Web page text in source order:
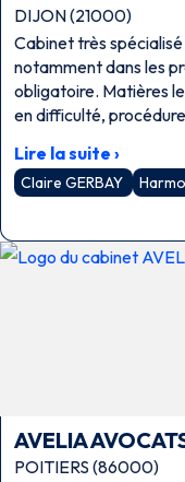
DIJON (21000)
Cabinet très
notamment dans les
obligatoire. Matières
en difficulté,
Lire la suite ›
Claire GERBAY
AVELIA
POITIERS (86000)